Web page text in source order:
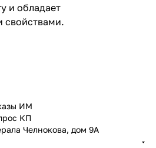
и обладает
свойствами.
ИМ
КП
Челнокова, дом 9A